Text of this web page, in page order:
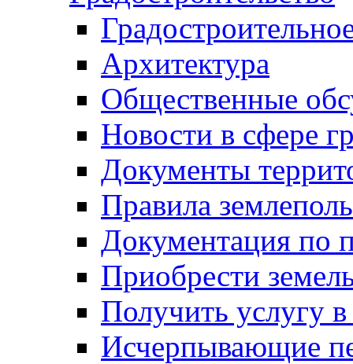
Архитектура
Общественные
Новости в сфере
Документы
Правила
Документация по
Приобрести
Получить услугу в
Исчерпывающие